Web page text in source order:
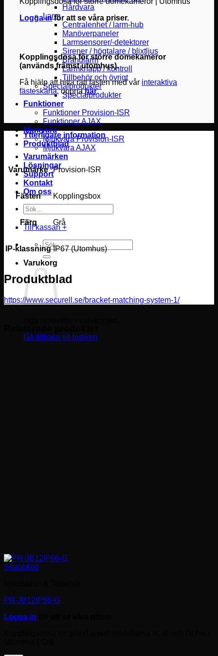
Hårdvara
Larm
Centralenhet / larm-hub
Manöverpaneler
Larmsensorer/-detektorer
Sirener / högtalare / blixtljus
Brandlarm
Larmknapp / kontroll
Tillbehör och övrigt
Specialprodukter
Specialprodukter
Funktioner
Funktioner Provision-ISR
Funktioner AJAX
Mjukvara
Mjukvara Provision-ISR
Mjukvara AJAX
Varumärken
Lösningar
Support
Kontakt
Om oss
Sök
efter:
Till kassan +
Sök
efter:
Varukorg
Gå tillbaka till butiken
Logga inför att se våra priser.
Kopplingsdosa för större domekameror
(används främst utomhus).
Få hjälp att hitta rätt fästen med vår interaktiva
fästeskarta, öppnahär.
Ytterligare information
Produktblad
Varumärke Provision-ISR
Fästen Kopplingsbox
Färg Grå
IP-klassning IP67 (Utomhus)
Produktblad
https://www.securell.se/bracket-matching-system-1/
Snabbkoll
PR-JB12IP66-G
Logga in